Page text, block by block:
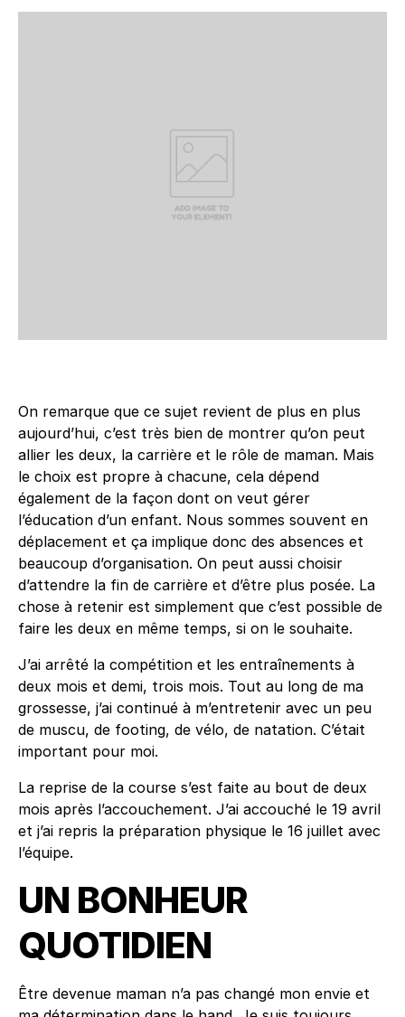
On remarque que ce sujet revient de plus en plus
aujourd’hui, c’est très bien de montrer qu’on peut
allier les deux, la carrière et le rôle de maman. Mais
le choix est propre à chacune, cela dépend
également de la façon dont on veut gérer
l’éducation d’un enfant. Nous sommes souvent en
déplacement et ça implique donc des absences et
beaucoup d’organisation. On peut aussi choisir
d’attendre la fin de carrière et d’être plus posée. La
chose à retenir est simplement que c’est possible de
faire les deux en même temps, si on le souhaite.
J’ai arrêté la compétition et les entraînements à
deux mois et demi, trois mois. Tout au long de ma
grossesse, j’ai continué à m’entretenir avec un peu
de muscu, de footing, de vélo, de natation. C’était
important pour moi.
La reprise de la course s’est faite au bout de deux
mois après l’accouchement. J’ai accouché le 19 avril
et j’ai repris la préparation physique le 16 juillet avec
l’équipe.
UN BONHEUR
QUOTIDIEN
Être devenue maman n’a pas changé mon envie et